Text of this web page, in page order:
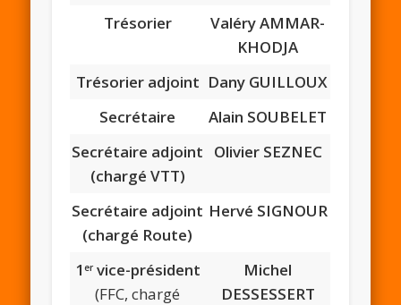
Trésorier
Valéry AMMAR-
KHODJA
Trésorier adjoint Dany GUILLOUX
Secrétaire
Alain SOUBELET
Secrétaire adjoint
(chargé VTT)
Olivier SEZNEC
Secrétaire adjoint
(chargé Route)
Hervé SIGNOUR
1 ervice-président
(FFC, chargé
Michel
DESSESSERT